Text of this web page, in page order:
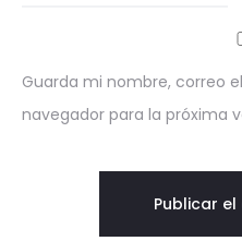
Guarda mi nombre, correo
navegador para la próxima